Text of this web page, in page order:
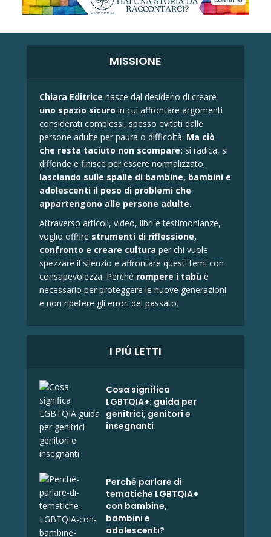
MISSIONE
Chiara Editrice nasce dal desiderio di creare
uno spazio sicuro in cui affrontare argomenti
considerati complessi, spesso evitati dalle
persone adulte per paura o difficoltà. Ma ciò
che resta taciuto non scompare: si radica, si
diffonde e finisce per essere normalizzato,
lasciando sulle spalle di bambine, bambini e
adolescenti il peso di problemi che
appartengono alle persone adulte.
Attraverso articoli, video, libri e testimonianze,
voglio offrire strumenti di riflessione,
confronto e creare cultura per chi vuole
spezzare il silenzio e affrontare questi temi con
consapevolezza. Perché rompere i tabù è
necessario per proteggere le nuove generazioni
e non ripetere gli errori del passato.
I PIÚ LETTI
Cosa significa
LGBTQIA+: guida per
genitrici, genitori e
insegnanti
Perché parlare di
tematiche LGBTQIA+
con bambine,
bambini e
adolescenti?